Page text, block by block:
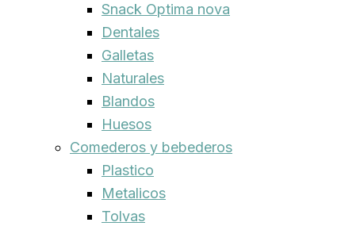
Snack Optima nova
Dentales
Galletas
Naturales
Blandos
Huesos
Comederos y bebederos
Plastico
Metalicos
Tolvas